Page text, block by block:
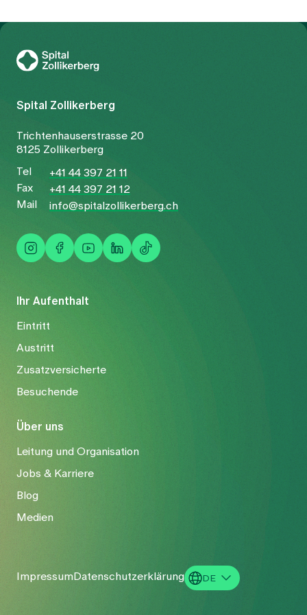
Ihr Aufenthalt
Eintritt
Austritt
Zusatzversicherte
Besuchende
Über uns
Leitung und Organisation
Jobs & Karriere
Blog
Medien
Spital Zollikerberg
Trichtenhauserstrasse 20
8125 Zollikerberg
Tel
+41 44 397 21 11
Fax
+41 44 397 21 12
Mail
info@spitalzollikerberg.ch
ImpressumDatenschutzerklärung
DE